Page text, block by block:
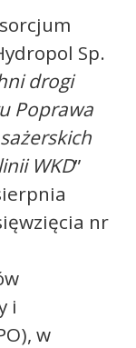
Sp.
drogi
Poprawa
WKD”
nr
i
w